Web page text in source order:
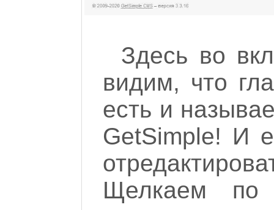
Здесь во
видим, что
есть и
GetSimple! И
Щелкаем